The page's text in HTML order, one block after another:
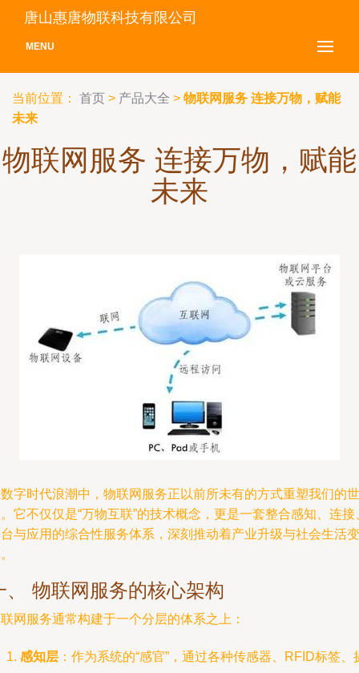
唐山惠唐物联科技有限公司
MENU
当前位置： 首页 > 产品大全 > 物联网服务 连接万物，赋能
未来
物联网服务 连接万物，赋能
未来
字时代浪潮中，物联网服务正以前所未有的方式重塑我们的世
它不仅仅是“万物互联”的技术概念，更是一套整合感知、连接
与应用的综合性服务体系，深刻推动着产业升级与社会生活变
、 物联网服务的核心架构
网服务通常构建于一个分层的体系之上：
感知层 ：作为系统的“感官”，通过各种传感器、RFID标签、